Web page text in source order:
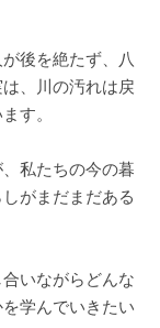
後を絶たず、八
、川の汚れは戻
す。
私たちの今の暮
がまだまだある
いながらどんな
学んでいきたい